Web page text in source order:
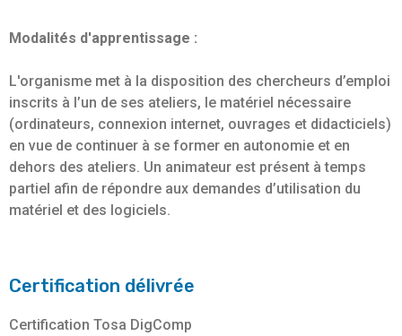
Modalités d'apprentissage :
L'organisme met à la disposition des chercheurs d’emploi
inscrits à l’un de ses ateliers, le matériel nécessaire
(ordinateurs, connexion internet, ouvrages et didacticiels)
en vue de continuer à se former en autonomie et en
dehors des ateliers. Un animateur est présent à temps
partiel afin de répondre aux demandes d’utilisation du
matériel et des logiciels.
Certification délivrée
Certification Tosa DigComp